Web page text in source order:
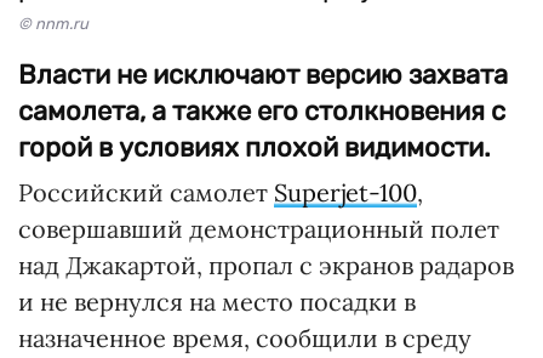
© nnm.ru
Власти не исключают версию захвата
самолета, а также его столкновения с
горой в условиях плохой видимости.
Российский самолет Superjet-100,
совершавший демонстрационный полет
над Джакартой, пропал с экранов радаров
и не вернулся на место посадки в
назначенное время, сообщили в среду